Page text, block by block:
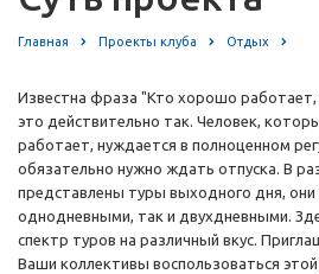
Главная Проекты клуба Отдых
Известна фраза "Кто хорошо
это действительно так. Человек,
работает, нуждается в полноценном
обязательно нужно ждать отпуска. В
представлены туры выходного дня, они
однодневными, так и двухдневными.
спектр туров на различный вкус.
Ваши коллективы воспользоваться этой